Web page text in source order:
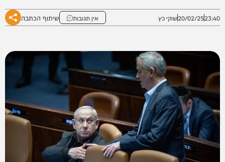
23:40
20/02/25שוקי כץ אין תגובות שיתוף הכתבה